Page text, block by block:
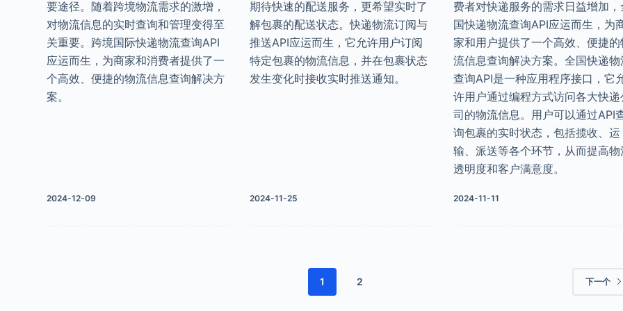
要途径。随着跨境物流需求的激增，
对物流信息的实时查询和管理变得至
关重要。跨境国际快递物流查询API
应运而生，为商家和消费者提供了一
个高效、便捷的物流信息查询解决方
案。
2024-12-09
期待快速的配送服务，更希望实时了
解包裹的配送状态。快递物流订阅与
推送API应运而生，它允许用户订阅
特定包裹的物流信息，并在包裹状态
发生变化时接收实时推送通知。
2024-11-25
费者对快递服务的需求日益增加，
国快递物流查询API应运而生，为
家和用户提供了一个高效、便捷的
流信息查询解决方案。全国快递物
查询API是一种应用程序接口，它
许用户通过编程方式访问各大快递
司的物流信息。用户可以通过API
询包裹的实时状态，包括揽收、运
输、派送等各个环节，从而提高物
透明度和客户满意度。
2024-11-11
1 2 下一个